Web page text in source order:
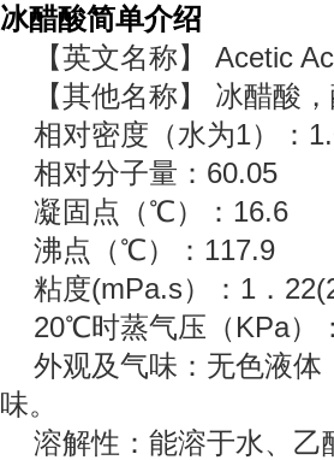
冰醋酸简单介绍
【英文名称】 Acetic
【其他名称】 冰醋酸
相对密度（水为1）：
相对分子量：60.05
凝固点（℃）：16.6
沸点（℃）：117.9
粘度(mPa.s）：1．
20℃时蒸气压（KPa）
外观及气味：无色液体
味。
溶解性：能溶于水、乙